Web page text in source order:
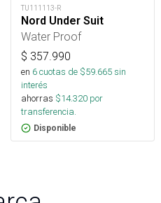
TU111113-R
Nord Under Suit
Water Proof
$ 357.990
en 6cuotas de $59.665sin
interés
ahorras $14.320 por
transferencia.
Disponible